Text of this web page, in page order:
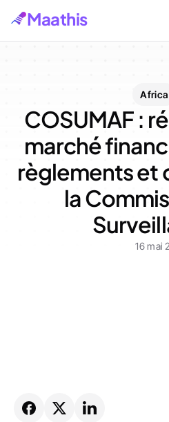
Maathis
Africa
COSUMAF :
marché
règlements et
la
16 mai